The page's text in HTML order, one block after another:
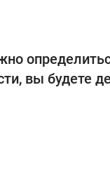
вы будете